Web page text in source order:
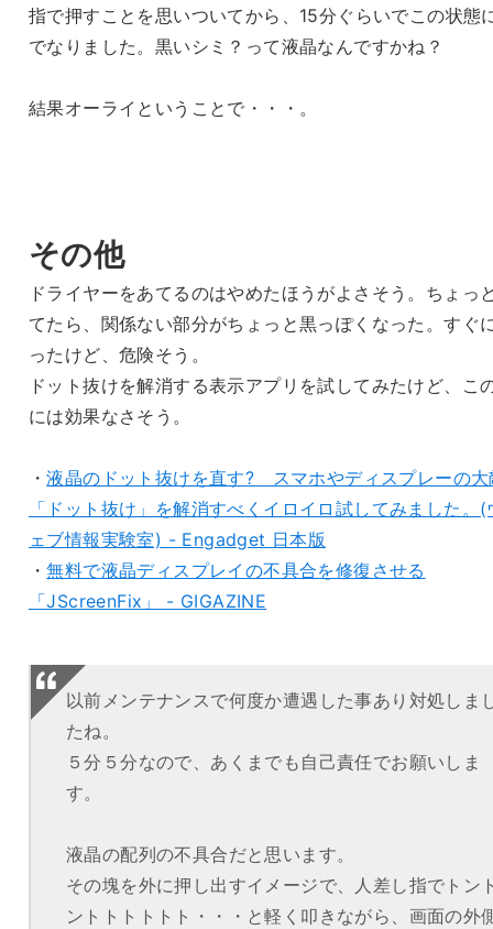
指で押すことを思いついてから、15分ぐらいでこの状態
でなりました。黒いシミ？って液晶なんですかね？
結果オーライということで・・・。
その他
ドライヤーをあてるのはやめたほうがよさそう。ちょっ
てたら、関係ない部分がちょっと黒っぽくなった。すぐ
ったけど、危険そう。
ドット抜けを解消する表示アプリを試してみたけど、こ
には効果なさそう。
・液晶のドット抜けを直す? スマホやディスプレーの大
「ドット抜け」を解消すべくイロイロ試してみました。(
ェブ情報実験室) - Engadget 日本版
・無料で液晶ディスプレイの不具合を修復させる
「JScreenFix」 - GIGAZINE
以前メンテナンスで何度か遭遇した事あり対処しま
たね。
５分５分なので、あくまでも自己責任でお願いしま
す。
液晶の配列の不具合だと思います。
その塊を外に押し出すイメージで、人差し指でトン
ントトトトトト・・・と軽く叩きながら、画面の外